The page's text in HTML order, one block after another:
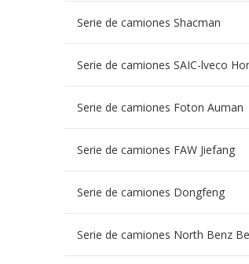
Serie de camiones Shacman
Serie de camiones Foton Auman
Serie de camiones FAW Jiefang
Serie de camiones Dongfeng